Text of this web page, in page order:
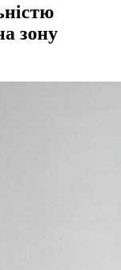
зону